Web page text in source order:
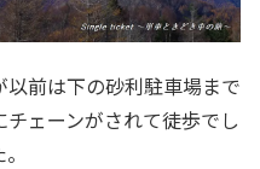
前は下の砂利駐車場まで
ェーンがされて徒歩でし